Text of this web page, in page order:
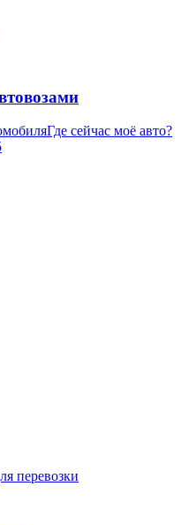
Где сейчас моё авто?
перевозки